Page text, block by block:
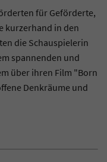
für Geförderte,
kurzerhand in den
die Schauspielerin
spannenden und
über ihren Film "Born
Denkräume und